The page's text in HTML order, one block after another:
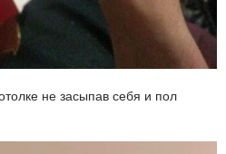
не засыпав себя и пол